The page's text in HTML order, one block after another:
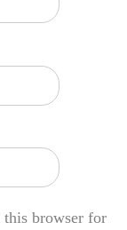
this browser for